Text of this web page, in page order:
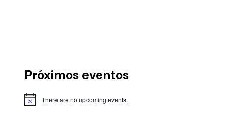
Próximos eventos
There are no upcoming events.